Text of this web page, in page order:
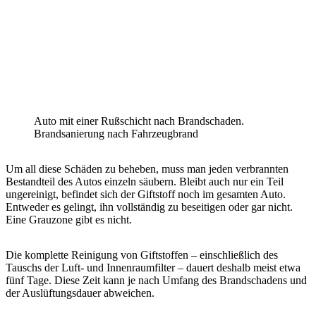
Auto mit einer Rußschicht nach Brandschaden.
Brandsanierung nach Fahrzeugbrand
Um all diese Schäden zu beheben, muss man jeden verbrannten
Bestandteil des Autos einzeln säubern. Bleibt auch nur ein Teil
ungereinigt, befindet sich der Giftstoff noch im gesamten Auto.
Entweder es gelingt, ihn vollständig zu beseitigen oder gar nicht.
Eine Grauzone gibt es nicht.
Die komplette Reinigung von Giftstoffen – einschließlich des
Tauschs der Luft- und Innenraumfilter – dauert deshalb meist etwa
fünf Tage. Diese Zeit kann je nach Umfang des Brandschadens und
der Auslüftungsdauer abweichen.